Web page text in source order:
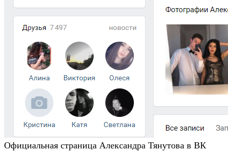
Официальная страница Александра Тянутова в ВК